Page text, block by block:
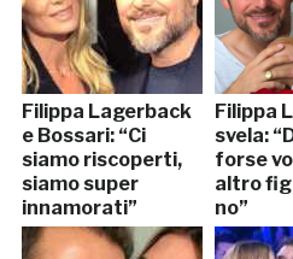
Filippa Lagerback
e Bossari: “Ci
siamo riscoperti,
siamo super
innamorati”
Filippa
svela:
forse
altro
no”